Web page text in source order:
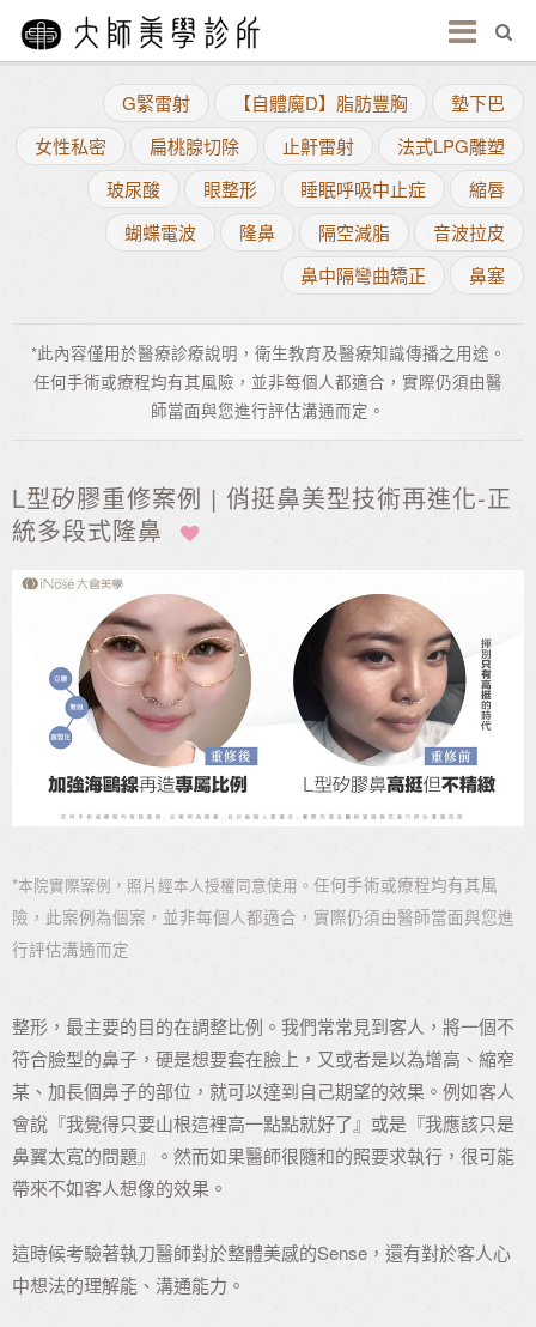
G緊雷射 【自體魔D】脂肪豐胸
墊下巴
女性私密
扁桃腺切除 止鼾雷射
法式LPG雕塑
玻尿酸
眼整形 睡眠呼吸中止症
縮唇
蝴蝶電波
隆鼻 隔空減脂
音波拉皮
鼻中隔彎曲矯正
鼻塞
*此內容僅用於醫療診療說明，衛生教育及醫療知識傳播之用途。
任何手術或療程均有其風險，並非每個人都適合，實際仍須由醫
師當面與您進行評估溝通而定。
L型矽膠重修案例 | 俏挺鼻美型技術再進化-正
統多段式隆鼻
*本院實際案例，照片經本人授權同意使用。 任何手術或療程均有其風
險，此案例為個案，並非每個人都適合，實際仍須由醫師當面與您進
行評估溝通而定
整形，最主要的目的在調整比例。我們常常見到客人，將一個不
符合臉型的鼻子，硬是想要套在臉上，又或者是以為增高、縮窄
某、加長個鼻子的部位，就可以達到自己期望的效果。例如客人
會說『我覺得只要山根這裡高一點點就好了』或是『我應該只是
鼻翼太寬的問題』。然而如果醫師很隨和的照要求執行，很可能
帶來不如客人想像的效果。
這時候考驗著執刀醫師對於整體美感的Sense，還有對於客人心
中想法的理解能、溝通能力。